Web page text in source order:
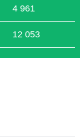
4 961
12 053